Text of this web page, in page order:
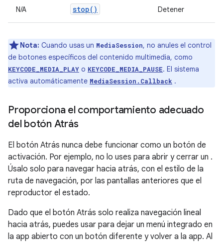
N/A stop() Detener
Nota: Cuando usas un MediaSession, no anules el control
de botones específicos del contenido multimedia, como
KEYCODE_MEDIA_PLAY o KEYCODE_MEDIA_PAUSE. El sistema
activa automáticamente MediaSession.Callback .
Proporciona el comportamiento adecuado
del botón Atrás
El botón Atrás nunca debe funcionar como un botón de
activación. Por ejemplo, no lo uses para abrir y cerrar un .
Úsalo solo para navegar hacia atrás, con el estilo de la
ruta de navegación, por las pantallas anteriores que el
reproductor el estado.
Dado que el botón Atrás solo realiza navegación lineal
hacia atrás, puedes usar para dejar un menú integrado en
la app abierto con un botón diferente y volver a la app. Al